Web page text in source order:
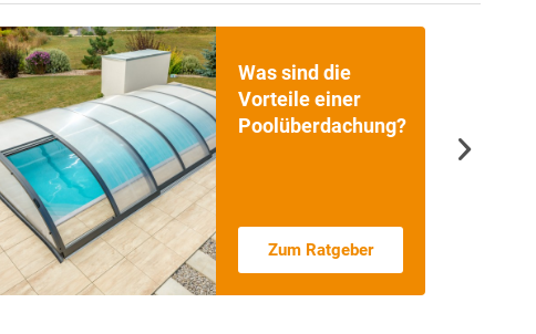
Sicherheits-
Poolabdeckungen
im Vergleich
Zum Ratgeber